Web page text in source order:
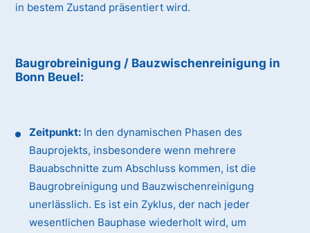
in bestem Zustand präsentiert wird.
Baugrobreinigung / Bauzwischenreinigung in
Bonn Beuel:
Zeitpunkt: In den dynamischen Phasen des
Bauprojekts, insbesondere wenn mehrere
Bauabschnitte zum Abschluss kommen, ist die
Baugrobreinigung und Bauzwischenreinigung
unerlässlich. Es ist ein Zyklus, der nach jeder
wesentlichen Bauphase wiederholt wird, um